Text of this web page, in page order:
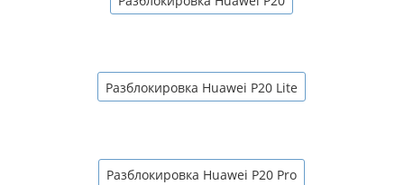
Разблокировка Huawei P20 Lite
Разблокировка Huawei P20 Pro